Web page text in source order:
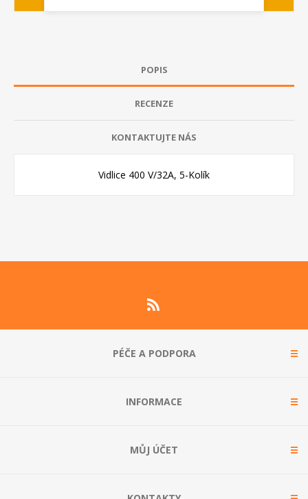
POPIS
RECENZE
KONTAKTUJTE NÁS
Vidlice 400 V/32A, 5-Kolík
PÉČE A PODPORA
INFORMACE
MŮJ ÚČET